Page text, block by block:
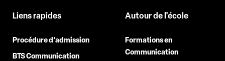
Liens rapides
Procédure d'admission
BTS Communication
Autour de l'école
Formations en
Communication